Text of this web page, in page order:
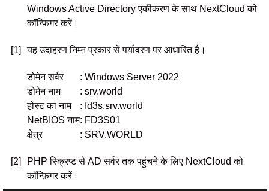
Windows Active Directory एकीकरण के साथ NextCloud को
कॉन्फ़िगर करें।
[1] यह उदाहरण निम्न प्रकार से पर्यावरण पर आधारित है।
डोमेन सर्वर
: Windows Server 2022
डोमेन नाम
: srv.world
होस्ट का नाम
: fd3s.srv.world
NetBIOS नाम: FD3S01
क्षेत्र
: SRV.WORLD
[2]
PHP स्क्रिप्ट से AD सर्वर तक पहुंचने के लिए NextCloud को
कॉन्फ़िगर करें।